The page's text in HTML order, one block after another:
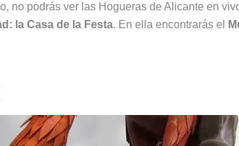
no podrás ver las Hogueras de Alicante en
la Casa de la Festa. En ella encontrarás el